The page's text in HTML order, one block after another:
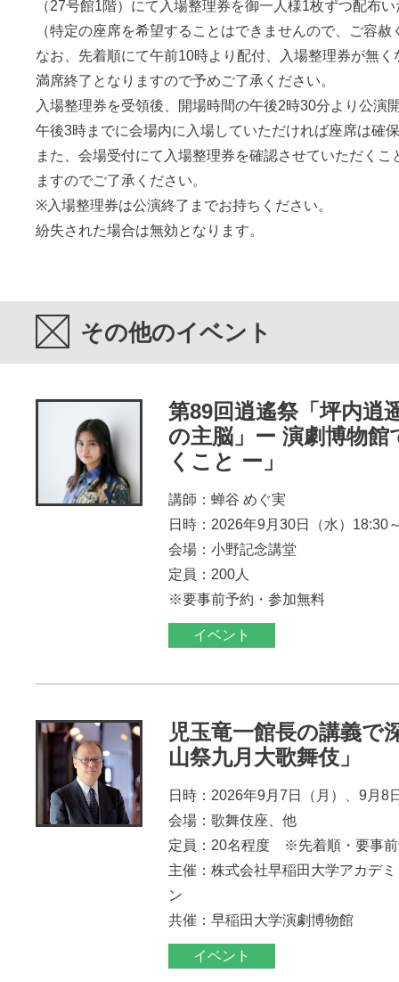
（27号館1階）にて入場整理券を御一人様1枚ずつ配布
（特定の座席を希望することはできませんので、ご容赦
なお、先着順にて午前10時より配付、入場整理券が無く
満席終了となりますので予めご了承ください。
入場整理券を受領後、開場時間の午後2時30分より公演
午後3時までに会場内に入場していただければ座席は確
また、会場受付にて入場整理券を確認させていただくこ
ますのでご了承ください。
※入場整理券は公演終了までお持ちください。
紛失された場合は無効となります。
その他のイベント
第89回逍遙祭「坪内逍
の主脳」ー 演劇博物館
くこと ー」
講師：蝉谷 めぐ実
日時：2026年9月30日（水）18:30
会場：小野記念講堂
定員：200人
※要事前予約・参加無料
イベント
児玉竜一館長の講義で
山祭九月大歌舞伎」
日時：2026年9月7日（月）、9月8
会場：歌舞伎座、他
定員：20名程度 ※先着順・要事前
主催：株式会社早稲田大学アカデ
ン
共催：早稲田大学演劇博物館
イベント